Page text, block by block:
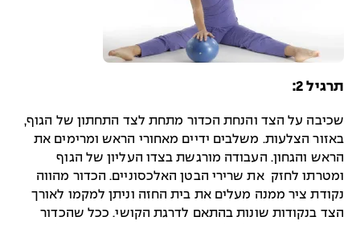
תרגיל 2:
שכיבה על הצד והנחת הכדור מתחת לצד התחתון של הגוף,
באזור הצלעות. משלבים ידיים מאחורי הראש ומרימים את
הראש והגחון. העבודה מורגשת בצדו העליון של הגוף
ומטרתו לחזק את שרירי הבטן האלכסוניים. הכדור מהווה
נקודת ציר ממנה מעלים את בית החזה וניתן למקמו לאורך
הצד בנקודות שונות בהתאם לדרגת הקושי. ככל שהכדור